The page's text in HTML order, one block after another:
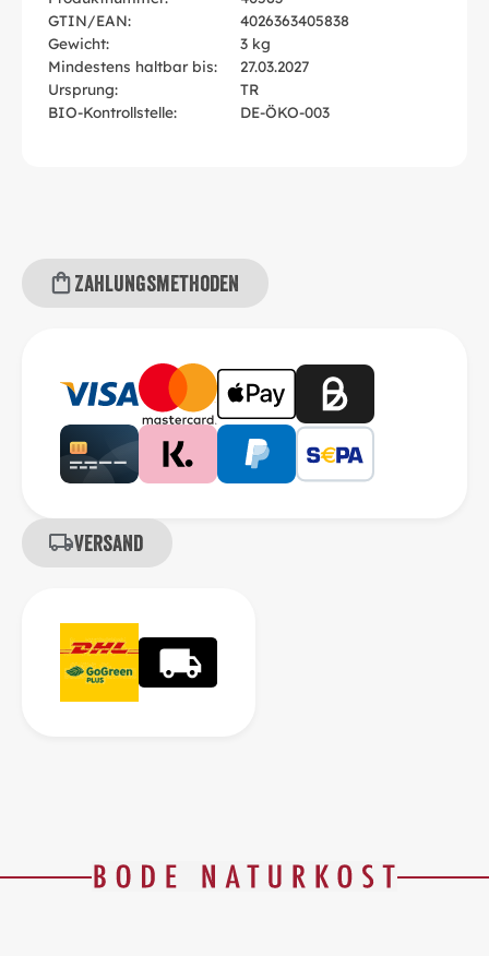
GTIN/EAN:
4026363405838
Gewicht:
3 kg
Mindestens haltbar bis:
27.03.2027
Ursprung:
TR
BIO-Kontrollstelle:
DE-ÖKO-003
Zahlungsmethoden
Versand